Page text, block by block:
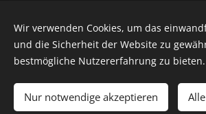
Psychologische Praxis Mag.
Alle Rechte vorbehalten
Wir verwenden Cookies, um das
und die Sicherheit der Website zu
bestmögliche Nutzererfahrung zu bieten.
Nur notwendige akzeptieren